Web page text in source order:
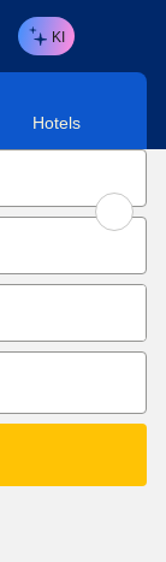
KI
Hotels